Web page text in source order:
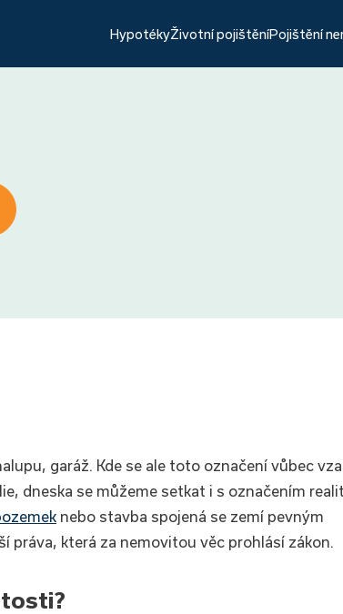
HypotékyŽivotní pojištěníPojištění
garáž. Kde se ale toto označení vůbec
dneska se můžeme setkat i s označením
nebo stavba spojená se zemí pevným
práva, která za nemovitou věc prohlásí zákon.